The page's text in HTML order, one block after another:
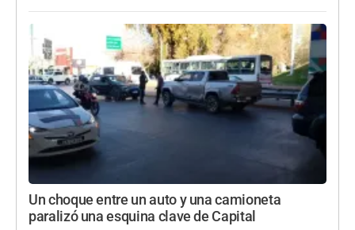
Un choque entre un auto y una camioneta
paralizó una esquina clave de Capital